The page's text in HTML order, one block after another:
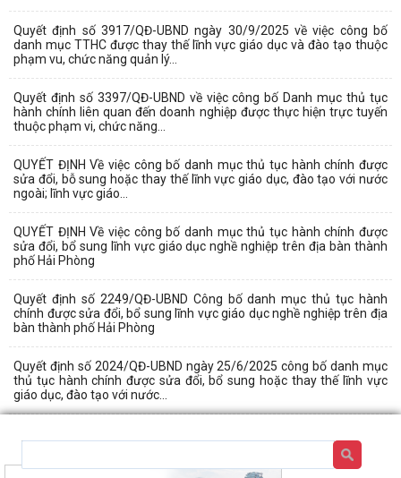
Quyết định số 3917/QĐ-UBND ngày 30/9/2025 về việc công bố
danh mục TTHC được thay thế lĩnh vực giáo dục và đào tạo thuộc
phạm vu, chức năng quản lý...
Quyết định số 3397/QĐ-UBND về việc công bố Danh mục thủ tục
hành chính liên quan đến doanh nghiệp được thực hiện trực tuyến
thuộc phạm vi, chức năng...
QUYẾT ĐỊNH Về việc công bố danh mục thủ tục hành chính được
sửa đổi, bỗ sung hoặc thay thế lĩnh vực giáo dục, đào tạo với nước
ngoài; lĩnh vực giáo...
QUYẾT ĐỊNH Về việc công bố danh mục thủ tục hành chính được
sửa đổi, bổ sung lĩnh vực giáo dục nghề nghiệp trên địa bàn thành
phố Hải Phòng
Quyết định số 2249/QĐ-UBND Công bố danh mục thủ tục hành
chính được sửa đổi, bổ sung lĩnh vực giáo dục nghề nghiệp trên địa
bàn thành phố Hải Phòng
Quyết định số 2024/QĐ-UBND ngày 25/6/2025 công bố danh mục
thủ tục hành chính được sửa đổi, bổ sung hoặc thay thế lĩnh vực
giáo dục, đào tạo với nước...